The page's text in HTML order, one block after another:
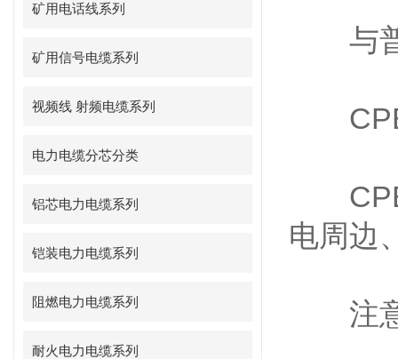
矿用电话线系列
矿用信号电缆系列
视频线 射频电缆系列
电力电缆分芯分类
铝芯电力电缆系列
铠装电力电缆系列
阻燃电力电缆系列
耐火电力电缆系列
与普
电周边
注意